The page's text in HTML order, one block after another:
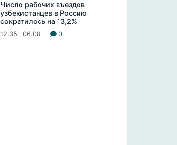
Число рабочих въездов
узбекистанцев в Россию
сократилось на 13,2%
12:35 | 06.08 0